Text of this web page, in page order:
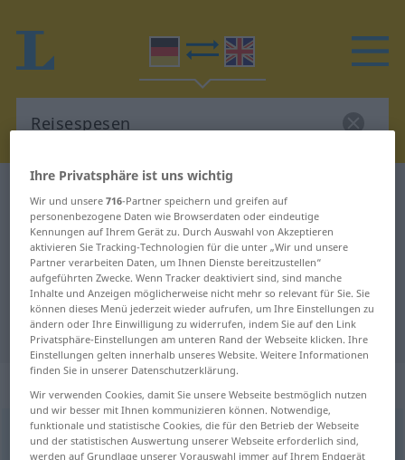
Deutsch-Englisch Übersetzung für
"Reisespesen"
"Reisespesen" Englisch
Übersetzung
„Reisespesen“ : Plural
Reisespesenpl
Ihre Privatsphäre ist uns wichtig
Wir und unsere716-Partner speichern und greifen auf
personenbezogene Daten wie Browserdaten oder eindeutige
Kennungen auf Ihrem Gerät zu. Durch Auswahl von Akzeptieren
aktivieren Sie Tracking-Technologien für die unter „Wir und unsere
Partner verarbeiten Daten, um Ihnen Dienste bereitzustellen“
aufgeführten Zwecke. Wenn Tracker deaktiviert sind, sind manche
Inhalte und Anzeigen möglicherweise nicht mehr so relevant für Sie. Sie
können dieses Menü jederzeit wieder aufrufen, um Ihre Einstellungen zu
ändern oder Ihre Einwilligung zu widerrufen, indem Sie auf den Link
Privatsphäre-Einstellungen am unteren Rand der Webseite klicken. Ihre
Einstellungen gelten innerhalb unseres Website. Weitere Informationen
finden Sie in unserer Datenschutzerklärung.
Wir verwenden Cookies, damit Sie unsere Webseite bestmöglich nutzen
und wir besser mit Ihnen kommunizieren können. Notwendige,
funktionale und statistische Cookies, die für den Betrieb der Webseite
und der statistischen Auswertung unserer Webseite erforderlich sind,
werden auf Grundlage unserer Vorauswahl immer auf Ihrem Endgerät